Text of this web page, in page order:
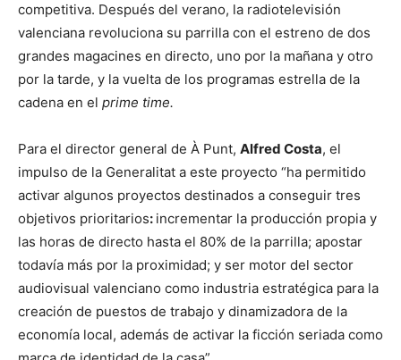
competitiva. Después del verano, la radiotelevisión
valenciana revoluciona su parrilla con el estreno de dos
grandes magacines en directo, uno por la mañana y otro
por la tarde, y la vuelta de los programas estrella de la
cadena en el prime time.
Para el director general de À Punt, Alfred Costa, el
impulso de la Generalitat a este proyecto “ha permitido
activar algunos proyectos destinados a conseguir tres
objetivos prioritarios: incrementar la producción propia y
las horas de directo hasta el 80% de la parrilla; apostar
todavía más por la proximidad; y ser motor del sector
audiovisual valenciano como industria estratégica para la
creación de puestos de trabajo y dinamizadora de la
economía local, además de activar la ficción seriada como